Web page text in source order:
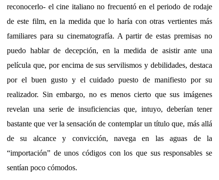
reconocerlo- el cine italiano no frecuentó en el periodo de rodaje
de este film, en la medida que lo haría con otras vertientes más
familiares para su cinematografía. A partir de estas premisas no
puedo hablar de decepción, en la medida de asistir ante una
película que, por encima de sus servilismos y debilidades, destaca
por el buen gusto y el cuidado puesto de manifiesto por su
realizador. Sin embargo, no es menos cierto que sus imágenes
revelan una serie de insuficiencias que, intuyo, deberían tener
bastante que ver la sensación de contemplar un título que, más allá
de su alcance y convicción, navega en las aguas de la
“importación” de unos códigos con los que sus responsables se
sentían poco cómodos.